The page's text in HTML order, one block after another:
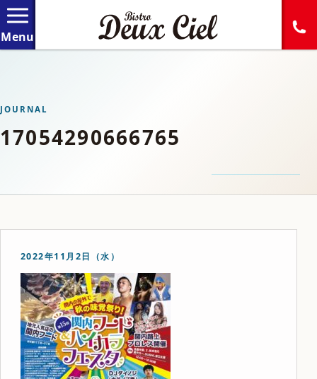
JOURNAL
17054290666765
2022年11月2日（水）